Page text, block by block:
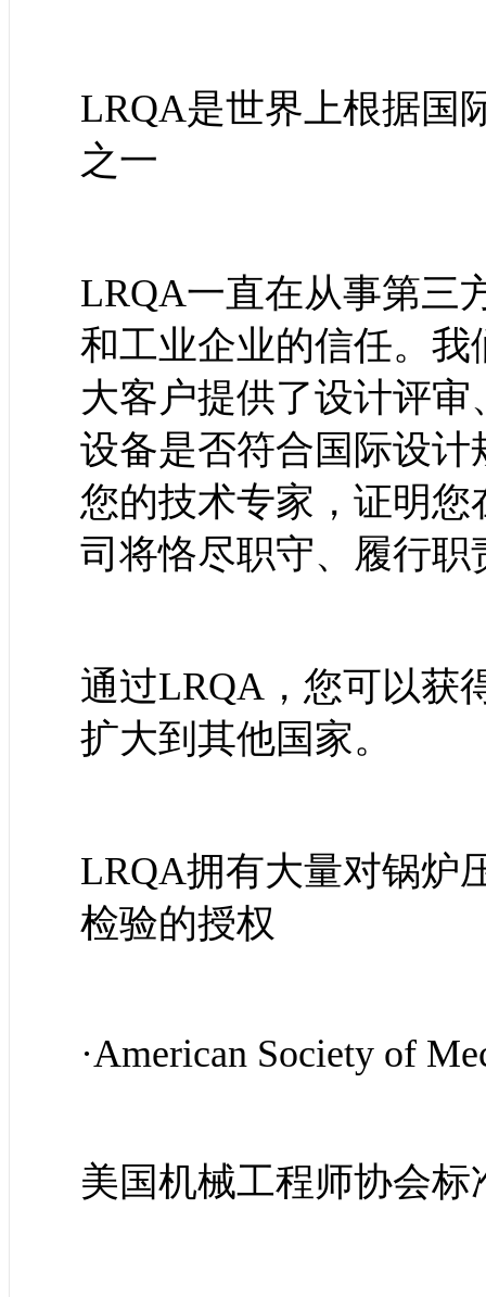
LRQA是世界上根据国
之一
LRQA一直在从事第三
和工业企业的信任。
大客户提供了设计评
设备是否符合国际设
您的技术专家，证明
司将恪尽职守、履行职
通过LRQA，您可以获
扩大到其他国家。
LRQA拥有大量对锅炉
检验的授权
·American Society of
美国机械工程师协会标